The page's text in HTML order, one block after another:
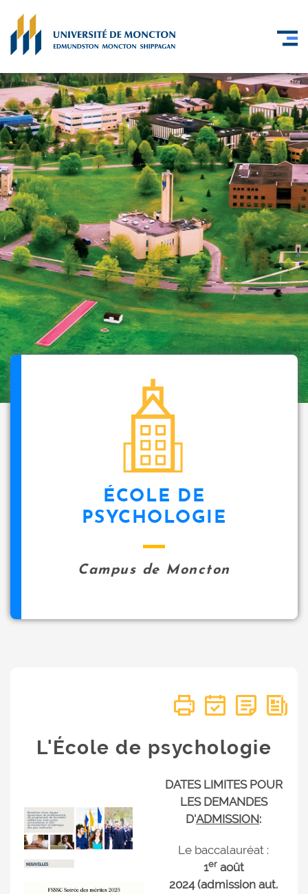
ÉCOLE DE
PSYCHOLOGIE
Campus de Moncton
L'École de psychologie
DATES LIMITES POUR
LES DEMANDES
D'ADMISSION:
Le baccalauréat :
1eraoût
2024 (admission aut.